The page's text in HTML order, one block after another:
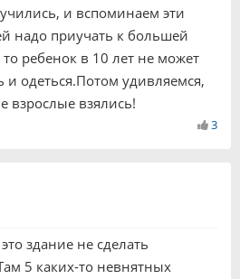
и вспоминаем эти
надо приучать к большей
то ребенок в 10 лет не может
и одеться.Потом удивляемся,
взрослые взялись!
3
здание не сделать
5 каких-то невнятных